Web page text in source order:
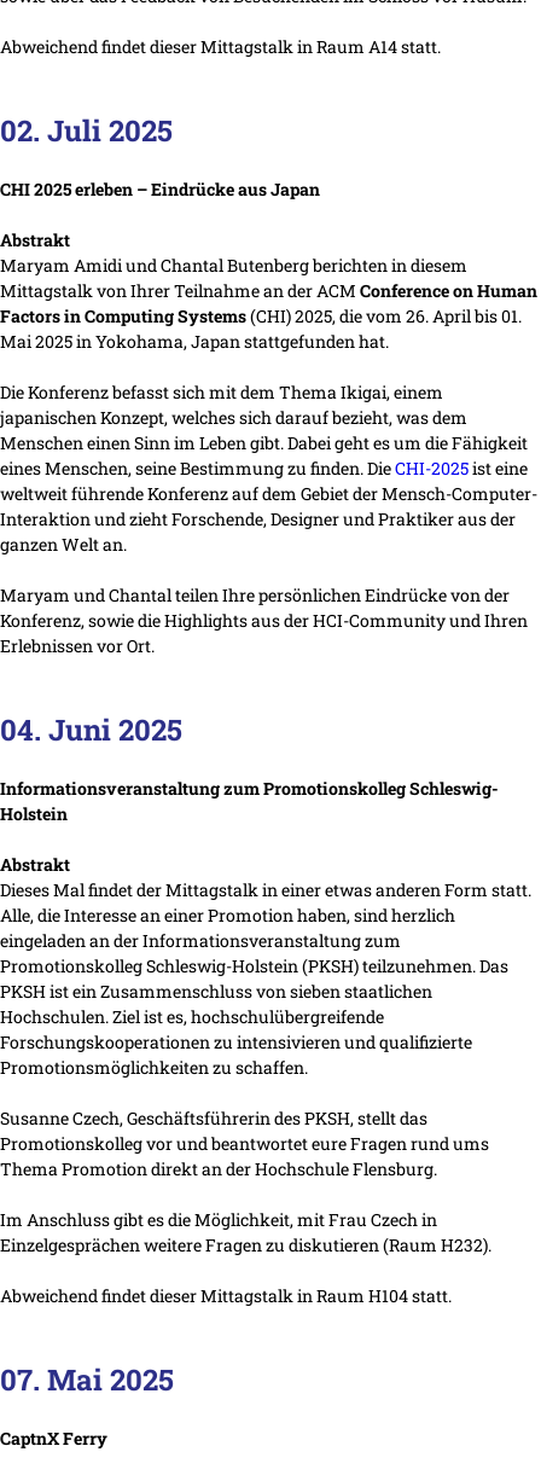
Abweichend findet dieser Mittagstalk in Raum A14 statt.
02. Juli 2025
CHI 2025 erleben – Eindrücke aus Japan
Abstrakt
Maryam Amidi und Chantal Butenberg berichten in diesem
Mittagstalk von Ihrer Teilnahme an der ACM Conference on Human
Factors in Computing Systems(CHI) 2025, die vom 26. April bis 01.
Mai 2025 in Yokohama, Japan stattgefunden hat.
Die Konferenz befasst sich mit dem Thema Ikigai, einem
japanischen Konzept, welches sich darauf bezieht, was dem
Menschen einen Sinn im Leben gibt. Dabei geht es um die Fähigkeit
eines Menschen, seine Bestimmung zu finden. DieCHI-2025ist eine
weltweit führende Konferenz auf dem Gebiet der Mensch-Computer-
Interaktion und zieht Forschende, Designer und Praktiker aus der
ganzen Welt an.
Maryam und Chantal teilen Ihre persönlichen Eindrücke von der
Konferenz, sowie die Highlights aus der HCI-Community und Ihren
Erlebnissen vor Ort.
04. Juni 2025
Informationsveranstaltung zum Promotionskolleg Schleswig-
Holstein
Abstrakt
Dieses Mal findet der Mittagstalk in einer etwas anderen Form statt.
Alle, die Interesse an einer Promotion haben, sind herzlich
eingeladen an der Informationsveranstaltung zum
Promotionskolleg Schleswig-Holstein (PKSH) teilzunehmen. Das
PKSH ist ein Zusammenschluss von sieben staatlichen
Hochschulen. Ziel ist es, hochschulübergreifende
Forschungskooperationen zu intensivieren und qualifizierte
Promotionsmöglichkeiten zu schaffen.
Susanne Czech, Geschäftsführerin des PKSH, stellt das
Promotionskolleg vor und beantwortet eure Fragen rund ums
Thema Promotion direkt an der Hochschule Flensburg.
Im Anschluss gibt es die Möglichkeit, mit Frau Czech in
Einzelgesprächen weitere Fragen zu diskutieren (Raum H232).
Abweichend findet dieser Mittagstalk in Raum H104 statt.
07. Mai 2025
CaptnX Ferry